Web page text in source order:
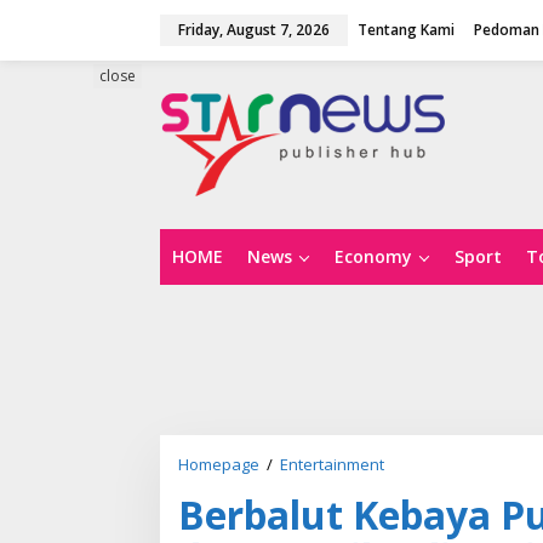
Friday, August 7, 2026 Tentang Kami Pedoman
HOME News Economy Sport
close
Homepage / Entertainment
r
b
Berbalut Kebaya